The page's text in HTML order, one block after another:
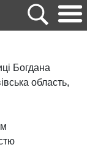
Богдана
область,